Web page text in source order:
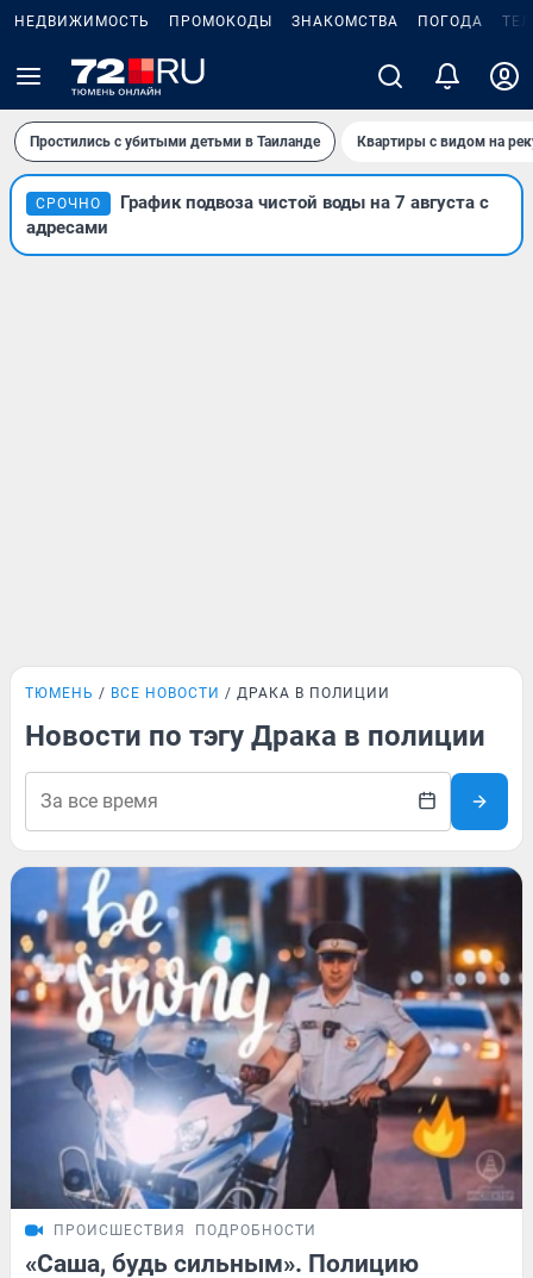
НЕДВИЖИМОСТЬ ПРОМОКОДЫ ЗНАКОМСТВА ПОГОДА
Простились с убитыми детьми в Таиланде Квартиры с видом на
СРОЧНО
График подвоза чистой воды на 7 августа с
адресами
ТЮМЕНЬ ВСЕ НОВОСТИ ДРАКА В ПОЛИЦИИ
Новости по тэгу Драка в полиции
ПРОИСШЕСТВИЯ ПОДРОБНОСТИ
«Саша, будь сильным». Полицию